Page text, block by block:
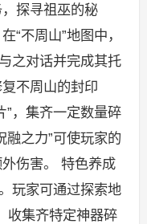
探寻祖巫的秘
“不周山”地图中，
之对话并完成其托
不周山的封印
”，集齐一定数量碎
融之力”可使玩家的
伤害。 特色养成
玩家可通过探索地
收集齐特定神器碎